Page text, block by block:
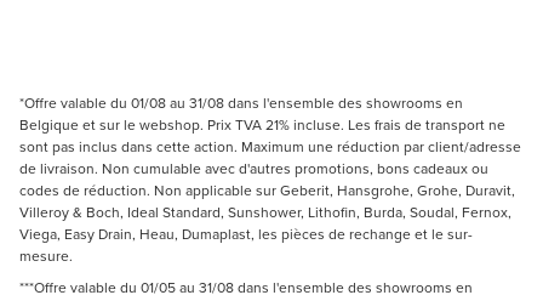
*Offre valable du 01/08 au 31/08 dans l'ensemble des showrooms en
Belgique et sur le webshop. Prix TVA 21% incluse. Les frais de transport ne
sont pas inclus dans cette action. Maximum une réduction par client/adresse
de livraison. Non cumulable avec d'autres promotions, bons cadeaux ou
codes de réduction. Non applicable sur Geberit, Hansgrohe, Grohe, Duravit,
Villeroy & Boch, Ideal Standard, Sunshower, Lithofin, Burda, Soudal, Fernox,
Viega, Easy Drain, Heau, Dumaplast, les pièces de rechange et le sur-
mesure.
***Offre valable du 01/05 au 31/08 dans l'ensemble des showrooms en